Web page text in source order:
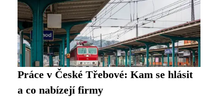
Práce v České Třebové: Kam se hlásit
a co nabízejí firmy